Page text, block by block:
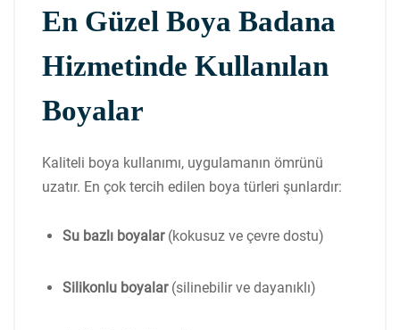
En Güzel Boya Badana
Hizmetinde Kullanılan
Boyalar
Kaliteli boya kullanımı, uygulamanın ömrünü
uzatır. En çok tercih edilen boya türleri şunlardır:
Su bazlı boyalar(kokusuz ve çevre dostu)
Silikonlu boyalar(silinebilir ve dayanıklı)